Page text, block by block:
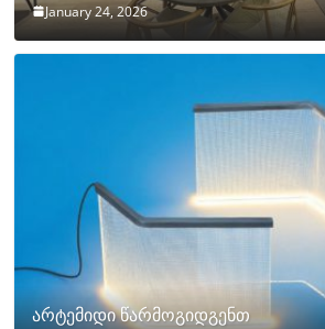
January 24, 2026
არტემიდი წარმოგიდგენთ